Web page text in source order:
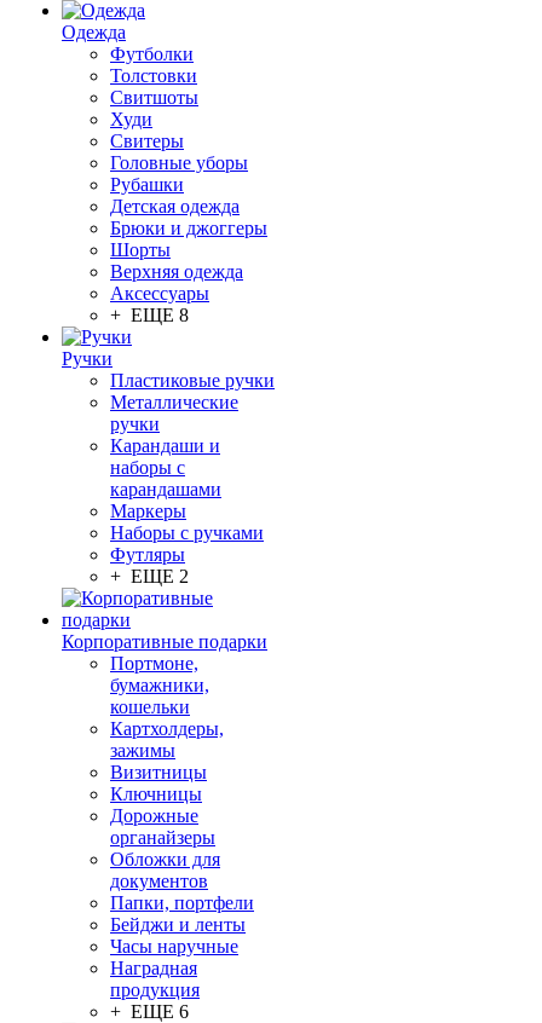
Одежда
Футболки
Толстовки
Свитшоты
Худи
Свитеры
Головные уборы
Рубашки
Детская одежда
Брюки и джоггеры
Шорты
Верхняя одежда
Аксессуары
+ ЕЩЕ 8
Ручки
Пластиковые ручки
Металлические
ручки
Карандаши и
наборы с
карандашами
Маркеры
Наборы с ручками
Футляры
+ ЕЩЕ 2
Корпоративные подарки
Портмоне,
бумажники,
кошельки
Картхолдеры,
зажимы
Визитницы
Ключницы
Дорожные
органайзеры
Обложки для
документов
Папки, портфели
Бейджи и ленты
Часы наручные
Наградная
продукция
+ ЕЩЕ 6